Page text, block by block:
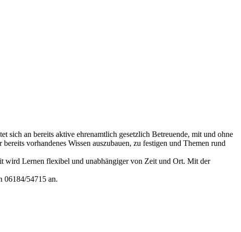
sich an bereits aktive ehrenamtlich gesetzlich Betreuende, mit und ohne
vorhandenes Wissen auszubauen, zu festigen und Themen rund
wird Lernen flexibel und unabhängiger von Zeit und Ort. Mit der
06184/54715 an.